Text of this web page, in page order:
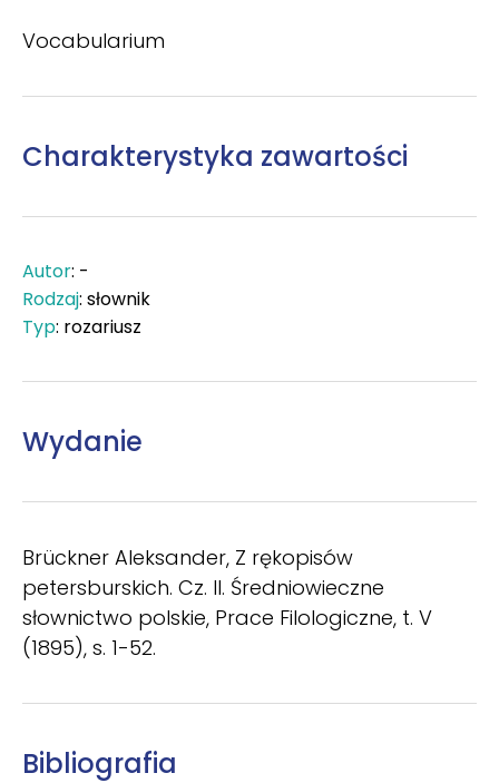
Vocabularium
Charakterystyka zawartości
Autor: -
Rodzaj: słownik
Typ: rozariusz
Wydanie
Brückner Aleksander, Z rękopisów
petersburskich. Cz. II. Średniowieczne
słownictwo polskie, Prace Filologiczne, t. V
(1895), s. 1-52.
Bibliografia